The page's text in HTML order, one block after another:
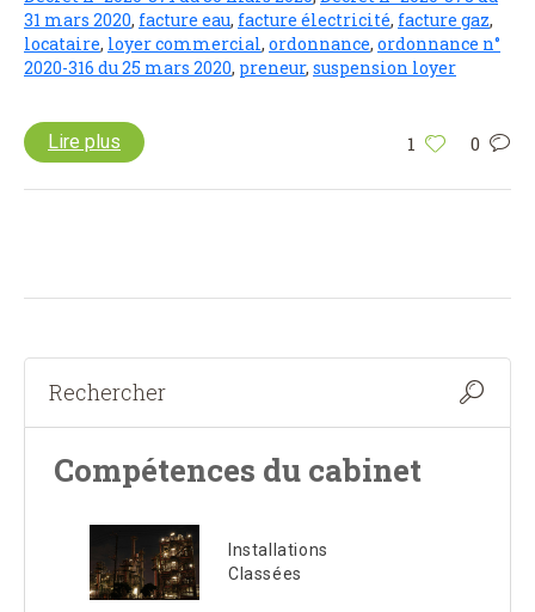
31 mars 2020, facture eau, facture électricité, facture gaz,
locataire, loyer commercial, ordonnance, ordonnance n°
2020-316 du 25 mars 2020, preneur, suspension loyer
1 0
Lire plus
Compétences du cabinet
Installations
Classées